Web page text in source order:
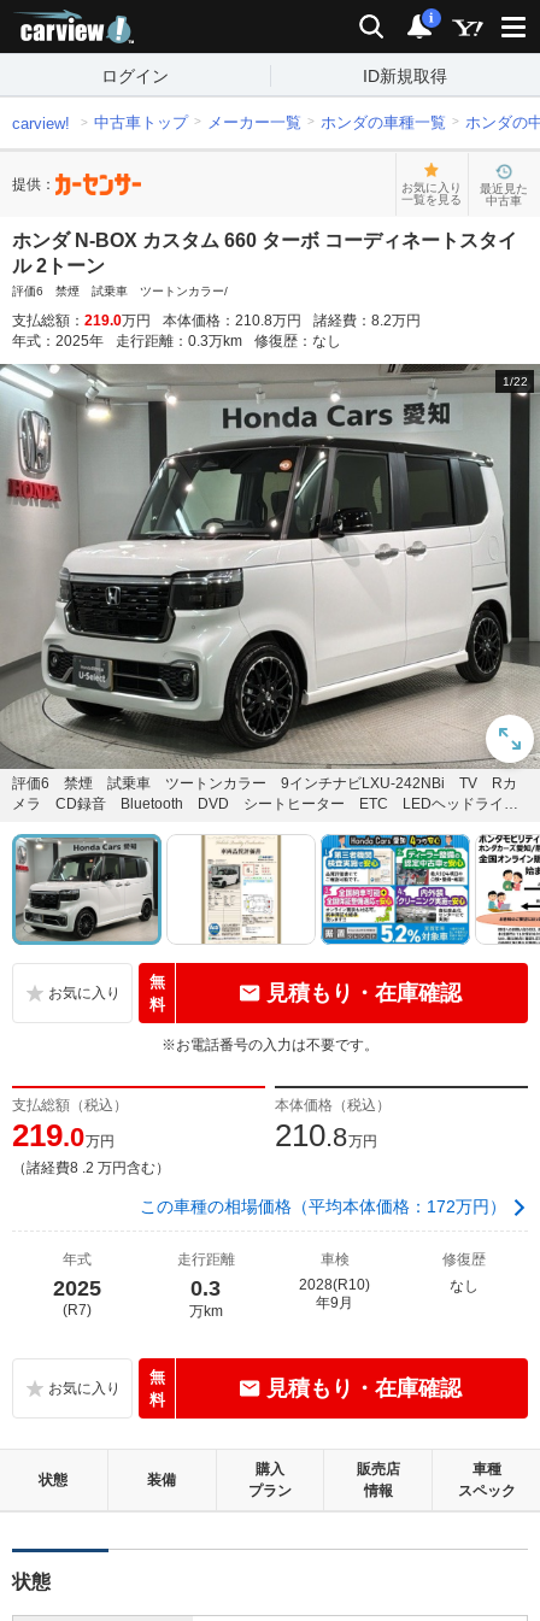
検索 通知
i
ログイン ID新規取得
carview! 中古車トップ メーカー一覧 ホンダの車種一覧 ホンダの
提供：
お気に入り
一覧を見る
最近見た
中古車
ホンダ N-BOX カスタム 660 ターボ コーディネートスタイ
ル 2トーン
評価6 禁煙 試乗車 ツートンカラー/
支払総額： 219.0万円 本体価格： 210.8万円 諸経費： 8.2万円
年式： 2025年 走行距離： 0.3万km 修復歴： なし
1/22
評価6 禁煙 試乗車 ツートンカラー 9インチナビLXU-242NBi TV Rカ
メラ CD録音 Bluetooth DVD シートヒーター ETC LEDヘッドライト
無
料
見積もり・在庫確認
※お電話番号の入力は不要です。
支払総額（税込）
219.0万円
（諸経費8 .2 万円含む）
本体価格（税込）
210.8万円
この車種の相場価格（平均本体価格：172万円）
年式
2025
(R7)
走行距離
0.3
万km
車検
2028(R10)
年9月
修復歴
なし
無
料
見積もり・在庫確認
状態 装備
購入
プラン
販売店
情報
車種
スペック
状態